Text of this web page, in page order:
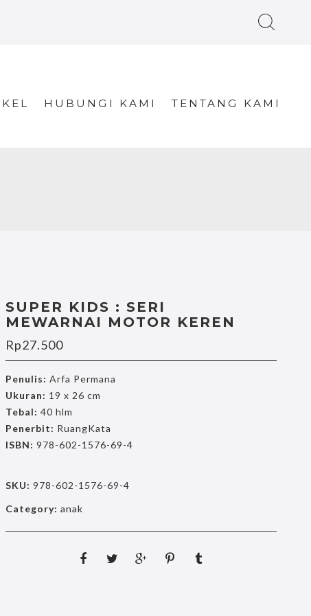
HUBUNGI KAMI TENTANG KAMI
SUPER KIDS : SERI
MEWARNAI MOTOR KEREN
Rp27.500
Penulis: Arfa Permana
Ukuran: 19 x 26 cm
Tebal: 40 hlm
Penerbit: RuangKata
ISBN: 978-602-1576-69-4
SKU:978-602-1576-69-4
Category:anak